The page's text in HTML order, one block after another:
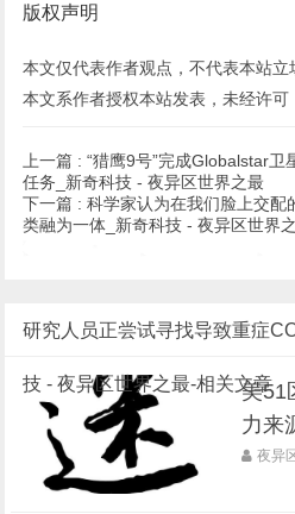
版权声明
本文仅代表作者观点，不代表本站立
本文系作者授权本站发表，未经许可
上一篇 : “猎鹰9号”完成Globalstar
任务_新奇科技 - 夜异区世界之最
下一篇 : 科学家认为在我们脸上交配
类融为一体_新奇科技 - 夜异区世界
研究人员正尝试寻找导致重症
技 - 夜异区世界之最-相关文章
美51
力来
夜异